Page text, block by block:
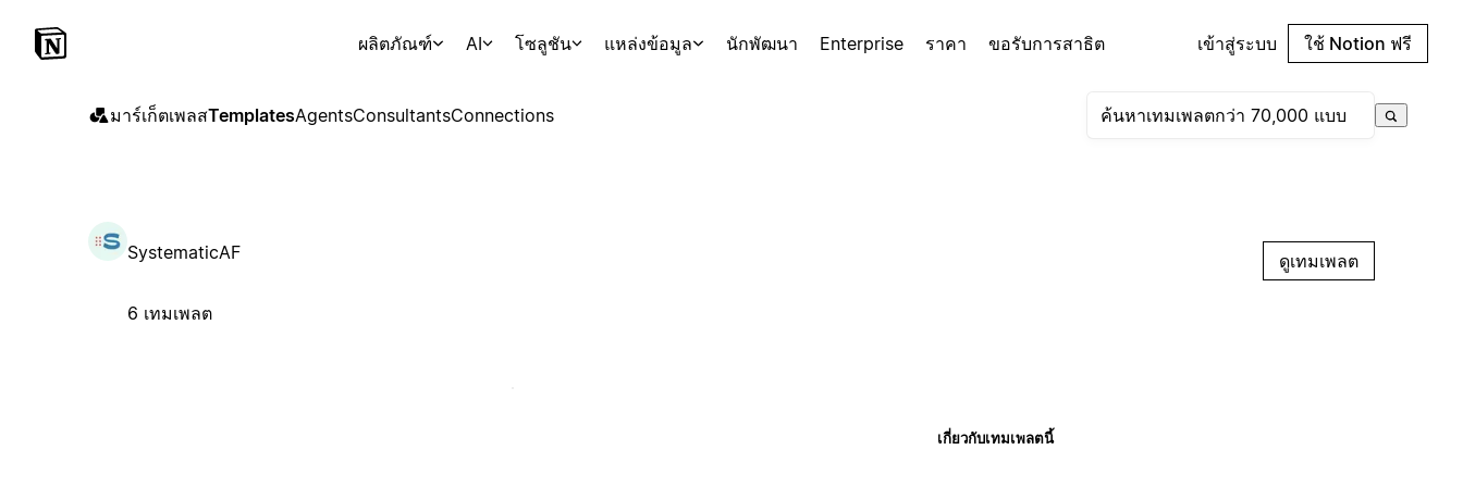
ผลิตภัณฑ์ AI โซลูชัน แหล่งข้อมูล นักพัฒนา Enterprise ราคา ขอรับการสาธิต เข้าสู่ระบบ ใช้ Notion ฟรี
มาร์เก็ตเพลสTemplatesAgentsConsultantsConnections
SystematicAF
6 เทมเพลต
ดูเทมเพลต
เกี่ยวกับเทมเพลตนี้